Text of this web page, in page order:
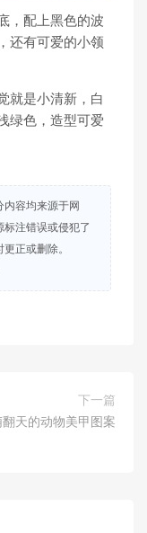
配上黑色的波
还有可爱的小领
是小清新，白
绿色，造型可爱
内容均来源于网
注错误或侵犯了
正或删除。
下一篇
翻天的动物美甲图案